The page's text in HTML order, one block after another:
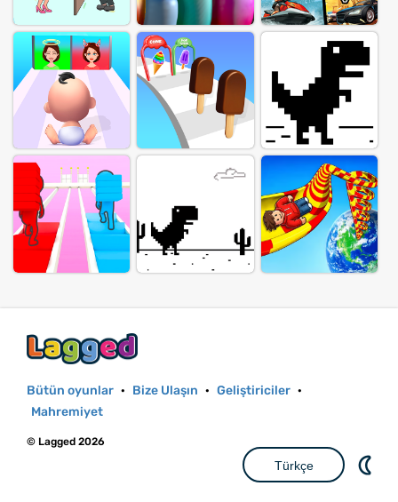
Bütün oyunlar · Bize Ulaşın · Geliştiriciler ·
Mahremiyet
© Lagged 2026
Türkçe